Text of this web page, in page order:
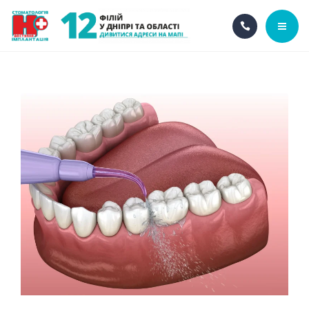
НАШІ ПОСЛУГИ
НАШІ ФІЛІЇ